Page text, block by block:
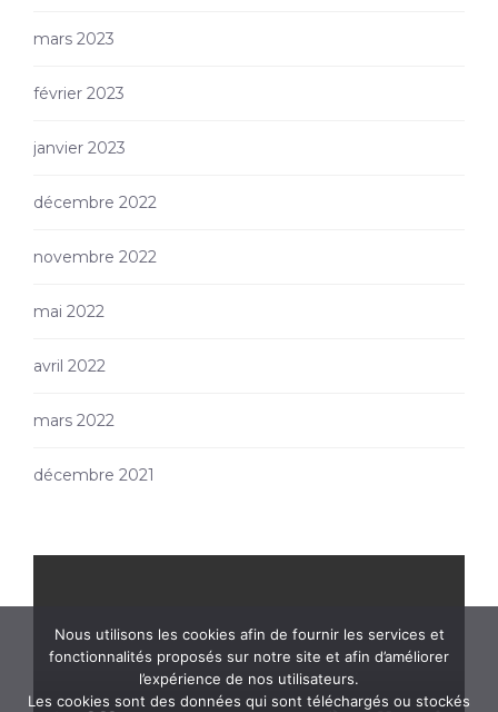
mars 2023
février 2023
janvier 2023
décembre 2022
novembre 2022
mai 2022
avril 2022
mars 2022
décembre 2021
Nous utilisons les cookies afin de fournir les services et
fonctionnalités proposés sur notre site et afin d’améliorer
l’expérience de nos utilisateurs.
Les cookies sont des données qui sont téléchargés ou stockés